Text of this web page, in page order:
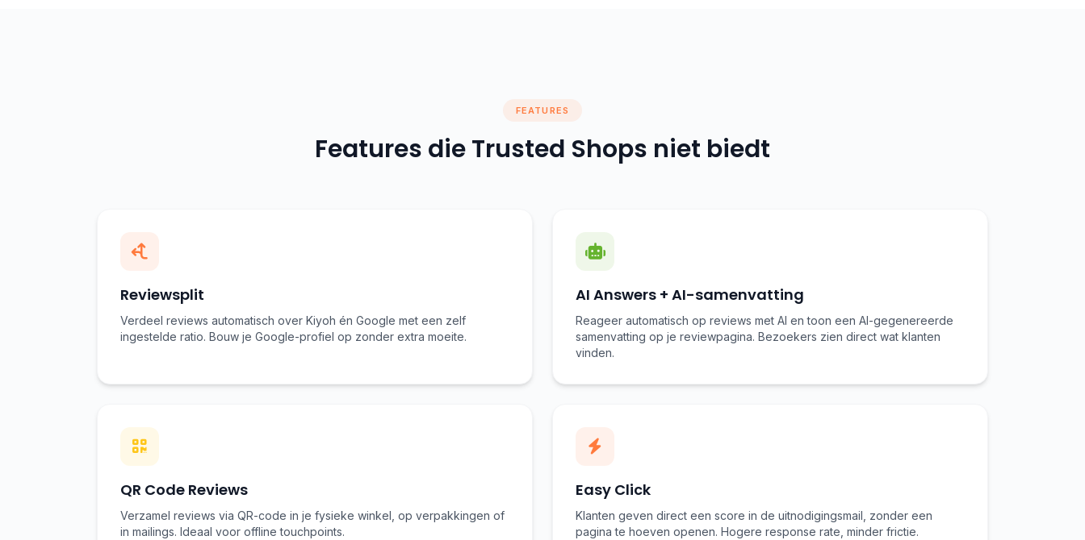
FEATURES
Features die Trusted Shops niet biedt
Reviewsplit
Verdeel reviews automatisch over Kiyoh én Google met een zelf
ingestelde ratio. Bouw je Google-profiel op zonder extra moeite.
AI Answers + AI-samenvatting
Reageer automatisch op reviews met AI en toon een AI-gegenereerde
samenvatting op je reviewpagina. Bezoekers zien direct wat klanten
vinden.
QR Code Reviews
Verzamel reviews via QR-code in je fysieke winkel, op verpakkingen of
in mailings. Ideaal voor offline touchpoints.
Easy Click
Klanten geven direct een score in de uitnodigingsmail, zonder een
pagina te hoeven openen. Hogere response rate, minder frictie.